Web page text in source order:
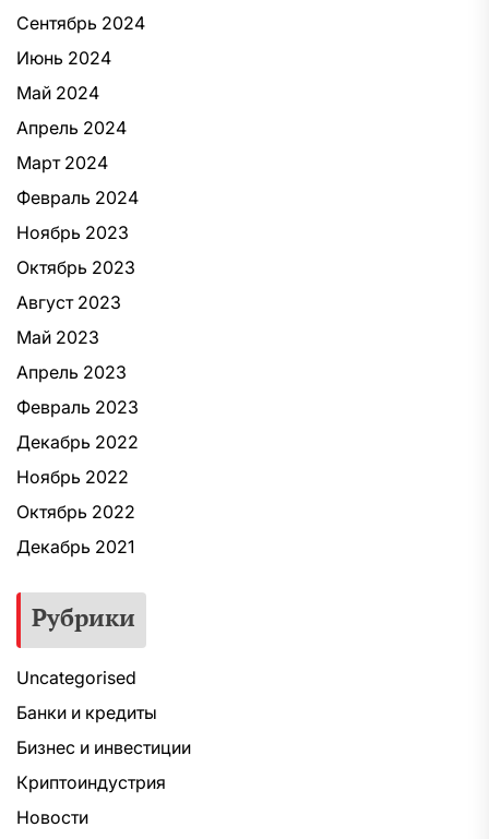
Сентябрь 2024
Июнь 2024
Май 2024
Апрель 2024
Март 2024
Февраль 2024
Ноябрь 2023
Октябрь 2023
Август 2023
Май 2023
Апрель 2023
Февраль 2023
Декабрь 2022
Ноябрь 2022
Октябрь 2022
Декабрь 2021
Рубрики
Uncategorised
Банки и кредиты
Бизнес и инвестиции
Криптоиндустрия
Новости